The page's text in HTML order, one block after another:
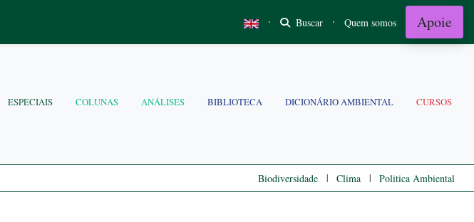
· Buscar · Quem somos Apoie
ESPECIAIS COLUNAS ANÁLISES BIBLIOTECA DICIONÁRIO AMBIENTAL CURSOS
Biodiversidade | Clima | Politica Ambiental